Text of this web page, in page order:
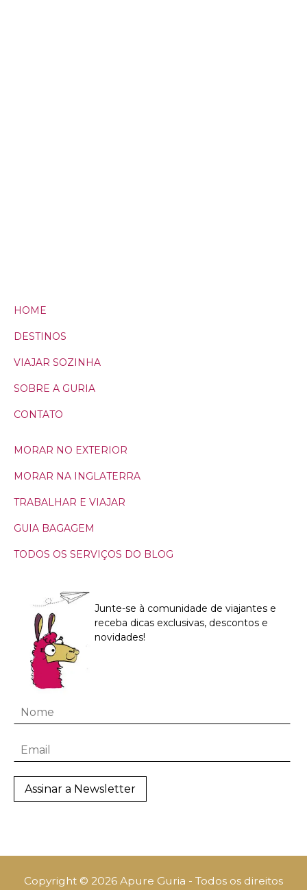
HOME
DESTINOS
VIAJAR SOZINHA
SOBRE A GURIA
CONTATO
MORAR NO EXTERIOR
MORAR NA INGLATERRA
TRABALHAR E VIAJAR
GUIA BAGAGEM
TODOS OS SERVIÇOS DO BLOG
Junte-se à comunidade de viajantes e
receba dicas exclusivas, descontos e
novidades!
Copyright © 2026 Apure Guria - Todos os direitos